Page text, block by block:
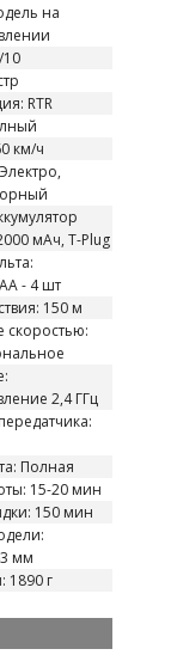
на
RTR
км/ч
мАч, T-Plug
- 4 шт
150 м
скоростью:
2,4 ГГц
Полная
15-20 мин
150 мин
мм
1890 г